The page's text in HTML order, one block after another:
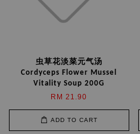
虫草花淡菜元气汤
Cordyceps Flower Mussel
Vitality Soup 200G
RM 21.90
ADD TO CART